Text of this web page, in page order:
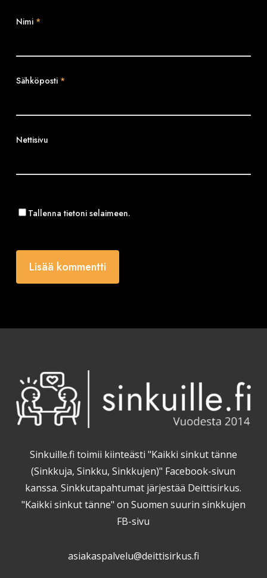
Nimi *
Sähköposti *
Nettisivu
Tallenna tietoni selaimeen.
Sinkuille.fi toimii kiinteästi "Kaikki sinkut tänne
(Sinkkuja, Sinkku, Sinkkujen)" Facebook-sivun
kanssa. Sinkkutapahtumat järjestää Deittisirkus.
"Kaikki sinkut tänne" on Suomen suurin sinkkujen
FB-sivu
asiakaspalvelu@deittisirkus.fi